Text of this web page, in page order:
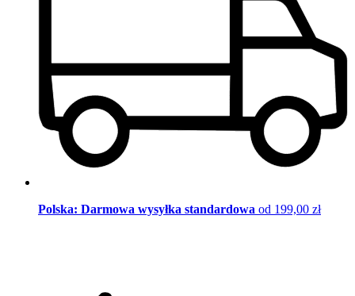
Polska: Darmowa wysyłka standardowa od 199,00 zł